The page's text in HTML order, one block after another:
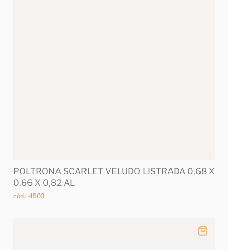
POLTRONA SCARLET VELUDO LISTRADA 0,68 X
0,66 X 0,82 AL
cód.: 4503